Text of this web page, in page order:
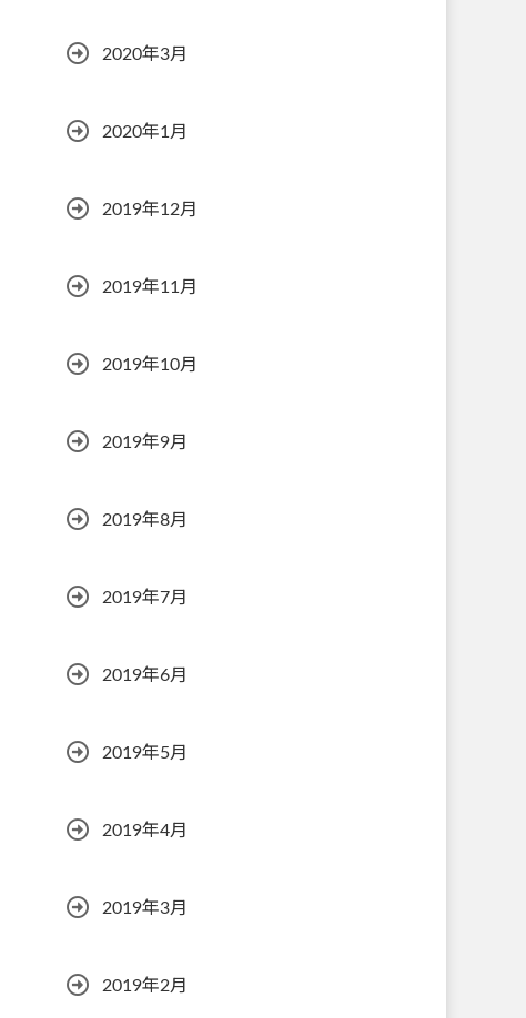
2020年3月
2020年1月
2019年12月
2019年11月
2019年10月
2019年9月
2019年8月
2019年7月
2019年6月
2019年5月
2019年4月
2019年3月
2019年2月